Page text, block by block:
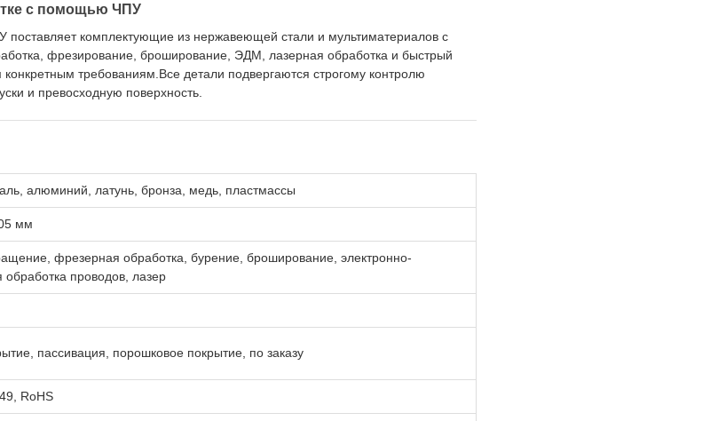
с помощью ЧПУ
комплектующие из нержавеющей стали и мультиматериалов с
фрезирование, броширование, ЭДМ, лазерная обработка и быстрый
конкретным требованиям.Все детали подвергаются строгому контролю
и превосходную поверхность.
алюминий, латунь, бронза, медь, пластмассы
мм
фрезерная обработка, бурение, броширование, электронно-
проводов, лазер
пассивация, порошковое покрытие, по заказу
RoHS